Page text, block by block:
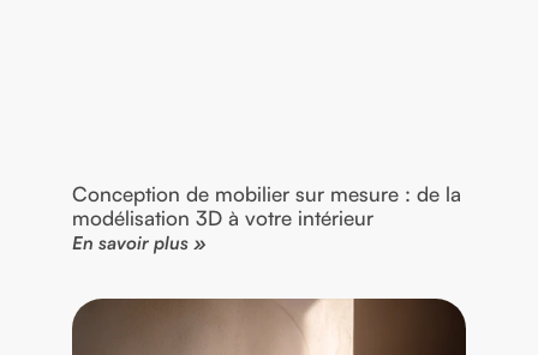
Conception de mobilier sur mesure : de la
modélisation 3D à votre intérieur
En savoir plus »